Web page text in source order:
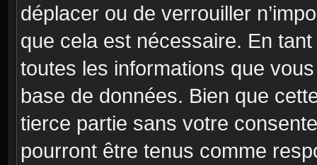
déplacer ou de verrouiller
que cela est nécessaire. En
toutes les informations que
base de données. Bien que
tierce partie sans votre
pourront être tenus comme